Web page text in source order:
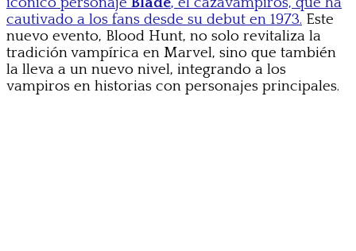
cautivado a los fans desde su debut en 1973. Este
nuevo evento, Blood Hunt, no solo revitaliza la
tradición vampírica en Marvel, sino que también
la lleva a un nuevo nivel, integrando a los
vampiros en historias con personajes principales.